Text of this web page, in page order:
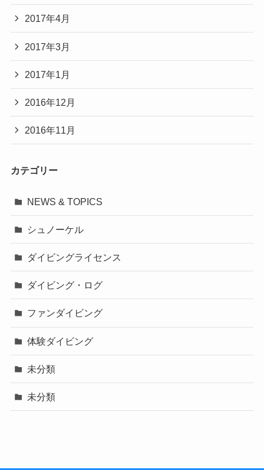
2017年4月
2017年3月
2017年1月
2016年12月
2016年11月
カテゴリー
NEWS & TOPICS
シュノーケル
ダイビングライセンス
ダイビング・ログ
ファンダイビング
体験ダイビング
未分類
未分類